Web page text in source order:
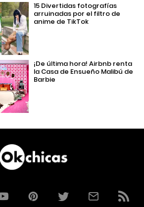
15 Divertidas fotografías
arruinadas por el filtro de
anime de TikTok
¡De última hora! Airbnb renta
la Casa de Ensueño Malibú de
Barbie
YouTubePinterestTwitterCorreoRSS